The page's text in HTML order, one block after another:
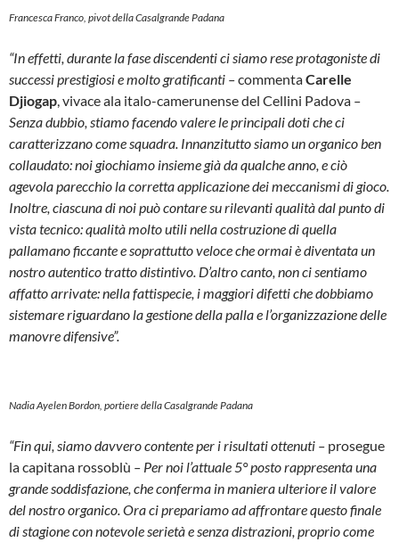
Francesca Franco, pivot della Casalgrande Padana
“In effetti, durante la fase discendenti ci siamo rese protagoniste di
successi prestigiosi e molto gratificanti –commentaCarelle
Djiogap , vivace ala italo-camerunense del Cellini Padova –
Senza dubbio, stiamo facendo valere le principali doti che ci
caratterizzano come squadra. Innanzitutto siamo un organico ben
collaudato: noi giochiamo insieme già da qualche anno, e ciò
agevola parecchio la corretta applicazione dei meccanismi di gioco.
Inoltre, ciascuna di noi può contare su rilevanti qualità dal punto di
vista tecnico: qualità molto utili nella costruzione di quella
pallamano ficcante e soprattutto veloce che ormai è diventata un
nostro autentico tratto distintivo. D’altro canto, non ci sentiamo
affatto arrivate: nella fattispecie, i maggiori difetti che dobbiamo
sistemare riguardano la gestione della palla e l’organizzazione delle
manovre difensive”.
Nadia Ayelen Bordon, portiere della Casalgrande Padana
“Fin qui, siamo davvero contente per i risultati ottenuti – prosegue
la capitana rossoblù – Per noi l’attuale 5° posto rappresenta una
grande soddisfazione, che conferma in maniera ulteriore il valore
del nostro organico. Ora ci prepariamo ad affrontare questo finale
di stagione con notevole serietà e senza distrazioni, proprio come